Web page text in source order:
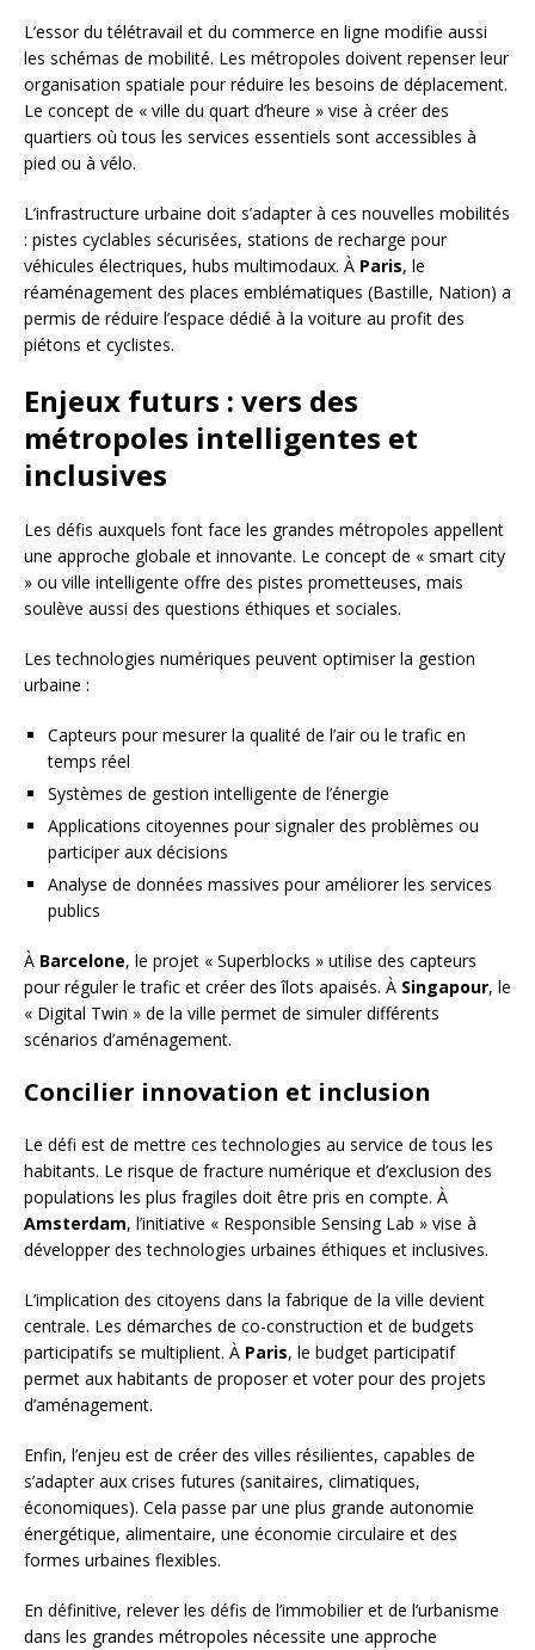
L’essor du télétravail et du commerce en ligne modifie aussi
les schémas de mobilité. Les métropoles doivent repenser leur
organisation spatiale pour réduire les besoins de déplacement.
Le concept de « ville du quart d’heure » vise à créer des
quartiers où tous les services essentiels sont accessibles à
pied ou à vélo.
L’infrastructure urbaine doit s’adapter à ces nouvelles mobilités
: pistes cyclables sécurisées, stations de recharge pour
véhicules électriques, hubs multimodaux. À Paris, le
réaménagement des places emblématiques (Bastille, Nation) a
permis de réduire l’espace dédié à la voiture au profit des
piétons et cyclistes.
Enjeux futurs : vers des
métropoles intelligentes et
inclusives
Les défis auxquels font face les grandes métropoles appellent
une approche globale et innovante. Le concept de « smart city
» ou ville intelligente offre des pistes prometteuses, mais
soulève aussi des questions éthiques et sociales.
Les technologies numériques peuvent optimiser la gestion
urbaine :
Capteurs pour mesurer la qualité de l’air ou le trafic en
temps réel
Systèmes de gestion intelligente de l’énergie
Applications citoyennes pour signaler des problèmes ou
participer aux décisions
Analyse de données massives pour améliorer les services
publics
À Barcelone, le projet « Superblocks » utilise des capteurs
pour réguler le trafic et créer des îlots apaisés. À Singapour, le
« Digital Twin » de la ville permet de simuler différents
scénarios d’aménagement.
Concilier innovation et inclusion
Le défi est de mettre ces technologies au service de tous les
habitants. Le risque de fracture numérique et d’exclusion des
populations les plus fragiles doit être pris en compte. À
Amsterdam, l’initiative « Responsible Sensing Lab » vise à
développer des technologies urbaines éthiques et inclusives.
L’implication des citoyens dans la fabrique de la ville devient
centrale. Les démarches de co-construction et de budgets
participatifs se multiplient. À Paris, le budget participatif
permet aux habitants de proposer et voter pour des projets
d’aménagement.
Enfin, l’enjeu est de créer des villes résilientes, capables de
s’adapter aux crises futures (sanitaires, climatiques,
économiques). Cela passe par une plus grande autonomie
énergétique, alimentaire, une économie circulaire et des
formes urbaines flexibles.
En définitive, relever les défis de l’immobilier et de l’urbanisme
dans les grandes métropoles nécessite une approche